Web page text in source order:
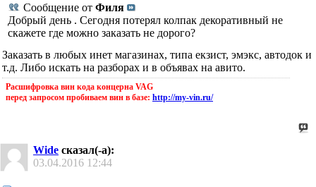
Сообщение от Филя
Добрый день . Сегодня потерял колпак декоративный не
скажете где можно заказать не дорого?
Заказать в любых инет магазинах, типа екзист, эмэкс, автодок и
т.д. Либо искать на разборах и в объявах на авито.
Расшифровка вин кода концерна VAG
перед запросом пробиваем вин в базе: http://my-vin.ru/
Wide сказал(-а):
03.04.2016 12:44